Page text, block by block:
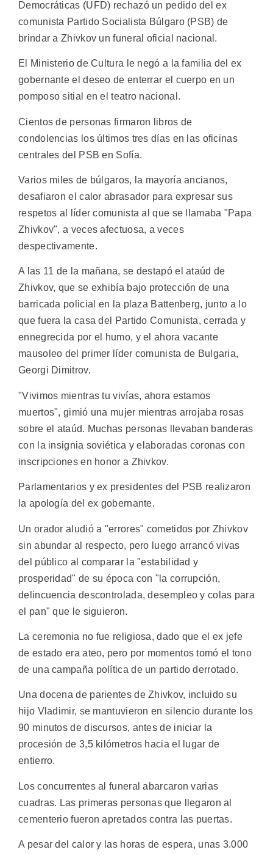
Democráticas (UFD) rechazó un pedido del ex
comunista Partido Socialista Búlgaro (PSB) de
brindar a Zhivkov un funeral oficial nacional.
El Ministerio de Cultura le negó a la familia del ex
gobernante el deseo de enterrar el cuerpo en un
pomposo sitial en el teatro nacional.
Cientos de personas firmaron libros de
condolencias los últimos tres días en las oficinas
centrales del PSB en Sofía.
Varios miles de búlgaros, la mayoría ancianos,
desafiaron el calor abrasador para expresar sus
respetos al líder comunista al que se llamaba "Papa
Zhivkov", a veces afectuosa, a veces
despectivamente.
A las 11 de la mañana, se destapó el ataúd de
Zhivkov, que se exhibía bajo protección de una
barricada policial en la plaza Battenberg, junto a lo
que fuera la casa del Partido Comunista, cerrada y
ennegrecida por el humo, y el ahora vacante
mausoleo del primer líder comunista de Bulgaria,
Georgi Dimitrov.
"Vivimos mientras tu vivías, ahora estamos
muertos", gimió una mujer mientras arrojaba rosas
sobre el ataúd. Muchas personas llevaban banderas
con la insignia soviética y elaboradas coronas con
inscripciones en honor a Zhivkov.
Parlamentarios y ex presidentes del PSB realizaron
la apología del ex gobernante.
Un orador aludió a "errores" cometidos por Zhivkov
sin abundar al respecto, pero luego arrancó vivas
del público al comparar la "estabilidad y
prosperidad" de su época con "la corrupción,
delincuencia descontrolada, desempleo y colas para
el pan" que le siguieron.
La ceremonia no fue religiosa, dado que el ex jefe
de estado era ateo, pero por momentos tomó el tono
de una campaña política de un partido derrotado.
Una docena de parientes de Zhivkov, incluido su
hijo Vladimir, se mantuvieron en silencio durante los
90 minutos de discursos, antes de iniciar la
procesión de 3,5 kilómetros hacia el lugar de
entierro.
Los concurrentes al funeral abarcaron varias
cuadras. Las primeras personas que llegaron al
cementerio fueron apretados contra las puertas.
A pesar del calor y las horas de espera, unas 3.000